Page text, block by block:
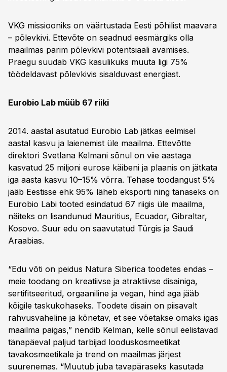
VKG missiooniks on väärtustada Eesti põhilist maavara
– põlevkivi. Ettevõte on seadnud eesmärgiks olla
maailmas parim põlevkivi potentsiaali avamises.
Praegu suudab VKG kasulikuks muuta ligi 75%
töödeldavast põlevkivis sisalduvast energiast.
Eurobio Lab müüb 67 riiki
2014. aastal asutatud Eurobio Lab jätkas eelmisel
aastal kasvu ja laienemist üle maailma. Ettevõtte
direktori Svetlana Kelmani sõnul on viie aastaga
kasvatud 25 miljoni eurose käibeni ja plaanis on jätkata
iga aasta kasvu 10–15% võrra. Tehase toodangust 5%
jääb Eestisse ehk 95% läheb eksporti ning tänaseks on
Eurobio Labi tooted esindatud 67 riigis üle maailma,
näiteks on lisandunud Mauritius, Ecuador, Gibraltar,
Kosovo. Suur edu on saavutatud Türgis ja Saudi
Araabias.
“Edu võti on peidus Natura Siberica toodetes endas –
meie toodang on kreatiivse ja atraktiivse disainiga,
sertifitseeritud, orgaaniline ja vegan, hind aga jääb
kõigile taskukohaseks. Toodete disain on piisavalt
rahvusvaheline ja kõnetav, et see võetakse omaks igas
maailma paigas,” nendib Kelman, kelle sõnul eelistavad
tänapäeval paljud tarbijad looduskosmeetikat
tavakosmeetikale ja trend on maailmas järjest
suurenemas. “Muutub juba tavapäraseks kasutada